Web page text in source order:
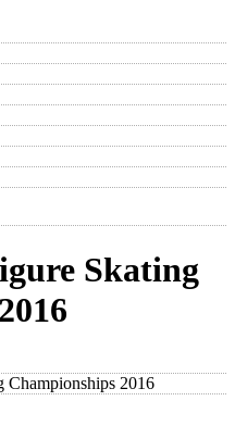
Skating
Championships 2016